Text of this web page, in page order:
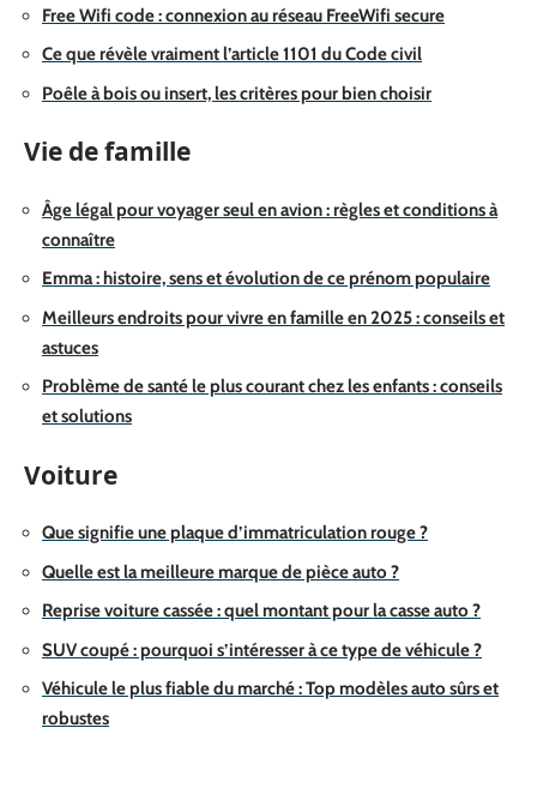
Free Wifi code : connexion au réseau FreeWifi secure
Ce que révèle vraiment l’article 1101 du Code civil
Poêle à bois ou insert, les critères pour bien choisir
Vie de famille
Âge légal pour voyager seul en avion : règles et conditions à
connaître
Emma : histoire, sens et évolution de ce prénom populaire
Meilleurs endroits pour vivre en famille en 2025 : conseils et
astuces
Problème de santé le plus courant chez les enfants : conseils
et solutions
Voiture
Que signifie une plaque d’immatriculation rouge ?
Quelle est la meilleure marque de pièce auto ?
Reprise voiture cassée : quel montant pour la casse auto ?
SUV coupé : pourquoi s’intéresser à ce type de véhicule ?
Véhicule le plus fiable du marché : Top modèles auto sûrs et
robustes